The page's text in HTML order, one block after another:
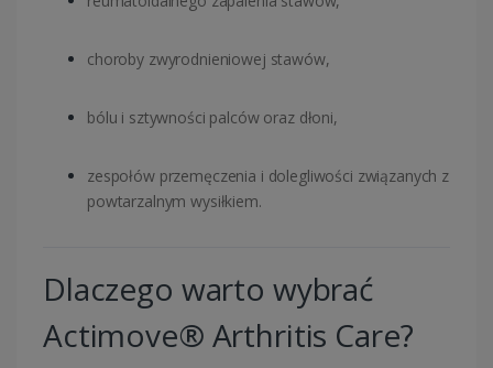
choroby zwyrodnieniowej stawów,
bólu i sztywności palców oraz dłoni,
zespołów przemęczenia i dolegliwości związanych z
powtarzalnym wysiłkiem.
Dlaczego warto wybrać
Actimove® Arthritis Care?